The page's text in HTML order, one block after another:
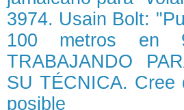
3974. Usain Bolt:
100 metros en
TRABAJANDO
SU TÉCNICA. Cree
posible